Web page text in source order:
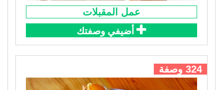
عمل المقبلات
أضيفي وصفتك
324 وصفة